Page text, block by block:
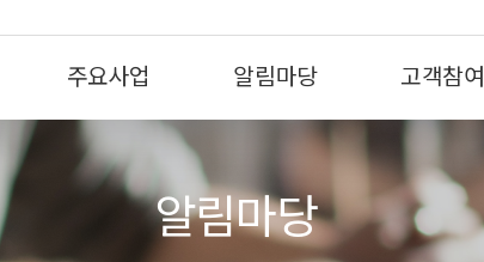
주요사업 알림마당 고객참여
알림마당